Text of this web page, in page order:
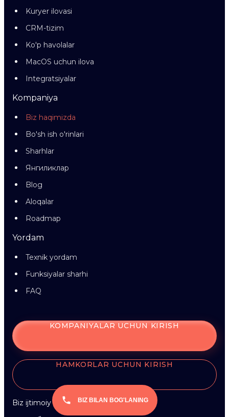
BIZ BILAN BOG'LANING
Kuryer ilovasi
CRM-tizim
Ko'p havolalar
MacOS uchun ilova
Integratsiyalar
Kompaniya
Biz haqimizda
Bo'sh ish o'rinlari
Sharhlar
Янгиликлар
Blog
Aloqalar
Roadmap
Yordam
Texnik yordam
Funksiyalar sharhi
FAQ
KOMPANIYALAR UCHUN KIRISH
HAMKORLAR UCHUN KIRISH
Biz ijtimoiy tarmoqlardamiz: